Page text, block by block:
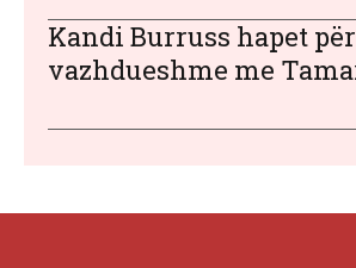
Kandi Burruss hapet
vazhdueshme me